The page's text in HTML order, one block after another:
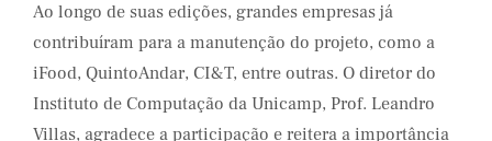
Ao longo de suas edições, grandes empresas já
contribuíram para a manutenção do projeto, como a
iFood, QuintoAndar, CI&T, entre outras. O diretor do
Instituto de Computação da Unicamp, Prof. Leandro
Villas, agradece a participação e reitera a importância